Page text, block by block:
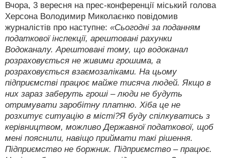
Вчора, 3 вересня на прес-конференції міський голова
Херсона Володимир Миколаєнко повідомив
журналістів про наступне: «Сьогодні за поданням
податкової інспекції, арештовані рахунки
Водоканалу. Арештовані тому, що водоканал
розраховується не живими грошима, а
розраховується взаємозаліками. На цьому
підприємстві працює майже тисяча людей. Якщо в
них зараз заберуть гроші – люди не будуть
отримувати заробітну платню. Хіба це не
розхитує ситуацію в місті?Я буду спілкуватись з
керівництвом, можливо Державної податкової, щоб
мені пояснили, навіщо приймати такі рішення.
Підприємство не боржник. Підприємство – працює.